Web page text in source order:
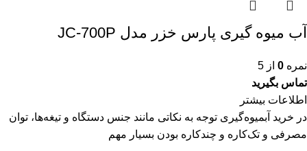
آب میوه گیری پارس خزر مدل JC-700P
نمره 0 از 5
تماس بگیرید
اطلاعات بیشتر
در خرید آبمیوه‌گیری توجه به نکاتی مانند جنس دستگاه و تیغه‌ها، توان
مصرفی و تک‌کاره و چندکاره بودن بسیار مهم